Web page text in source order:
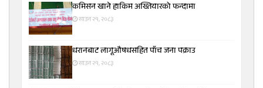
कमिसन खाने हाकिम अख्तियारको फन्दामा
साउन २१, २०८३
धरानबाट लागूऔषधसहित पाँच जना पक्राउ
साउन २१, २०८३